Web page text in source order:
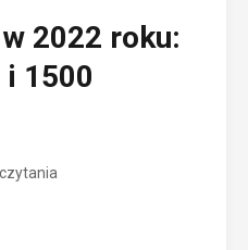
2022 roku:
i 1500